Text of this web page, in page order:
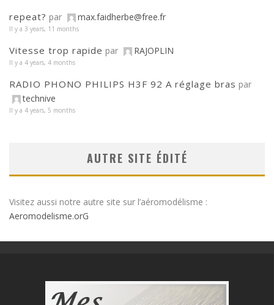
repeat? par max.faidherbe@free.fr
Il y a 3 years, 11 months
Vitesse trop rapide par RAJOPLIN
Il y a 4 years, 4 months
RADIO PHONO PHILIPS H3F 92 A réglage bras par
technive
Il y a 4 years, 5 months
AUTRE SITE ÉDITÉ
Visitez aussi notre autre site sur l’aéromodélisme :
Aeromodelisme.orG